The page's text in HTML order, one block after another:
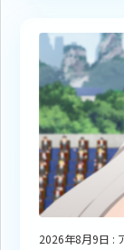
2026年8月9日 :